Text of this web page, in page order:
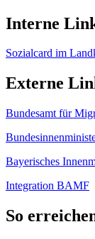
Interne
Sozialcard im
Externe
Bundesamt für
Bayerisches
Integration BAMF
So